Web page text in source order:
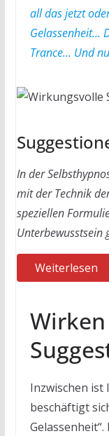
all das jetzt
Gelassenheit…
Trance… Und
In der
mit der Technik
speziellen
Unterbewusstsein
Weiterlesen
Inzwischen ist
beschäftigt